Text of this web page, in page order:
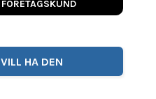
FÖRETAGSKUND
VILL HA DEN